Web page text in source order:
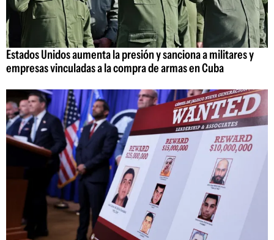
Estados Unidos aumenta la presión y sanciona a militares y
empresas vinculadas a la compra de armas en Cuba